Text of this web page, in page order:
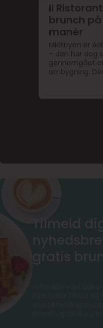
Il
brunch
manér
Midtbyen er
– den har dog
gennemgået
ombygning. Der